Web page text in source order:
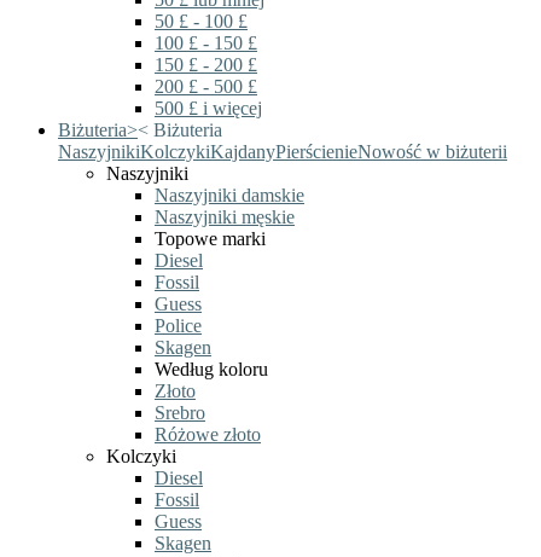
50 £ - 100 £
100 £ - 150 £
150 £ - 200 £
200 £ - 500 £
500 £ i więcej
Biżuteria>< Biżuteria
NaszyjnikiKolczykiKajdanyPierścienieNowość w biżuterii
Naszyjniki
Naszyjniki damskie
Naszyjniki męskie
Topowe marki
Diesel
Fossil
Guess
Police
Skagen
Według koloru
Złoto
Srebro
Różowe złoto
Kolczyki
Diesel
Fossil
Guess
Skagen